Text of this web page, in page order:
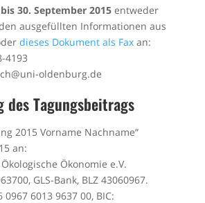
bis 30. September 2015entweder
ausgefüllten Informationen aus
dieses Dokument als Faxan:
4193
oldenburg.de
des Tagungsbeitrags
2015 Vorname Nachname“
an:
Ökonomie e.V.
GLS-Bank, BLZ 43060967.
0967 6013 9637 00, BIC: